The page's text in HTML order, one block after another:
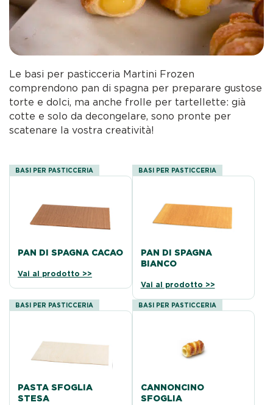
Le basi per pasticceria Martini Frozen
comprendono pan di spagna per preparare gustose
torte e dolci, ma anche frolle per tartellette: già
cotte e solo da decongelare, sono pronte per
scatenare la vostra creatività!
BASI PER PASTICCERIA
PAN DI SPAGNA CACAO
Vai al prodotto >>
BASI PER PASTICCERIA
PAN DI SPAGNA
BIANCO
Vai al prodotto >>
BASI PER PASTICCERIA
PASTA SFOGLIA
STESA
BASI PER PASTICCERIA
CANNONCINO
SFOGLIA